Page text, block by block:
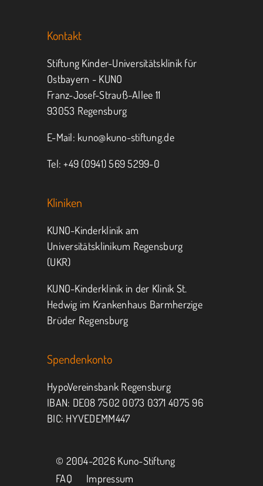
Jeder kann helfen.
MITMACHEN SPENDEN
Kontakt
Stiftung Kinder-Universitätsklinik für
Ostbayern - KUNO
Franz-Josef-Strauß-Allee 11
93053 Regensburg
E-Mail: kuno@kuno-stiftung.de
Tel: +49 (0941) 569 5299-0
Kliniken
KUNO-Kinderklinik am
Universitätsklinikum Regensburg
(UKR)
KUNO-Kinderklinik in der Klinik St.
Hedwig im Krankenhaus Barmherzige
Brüder Regensburg
Spendenkonto
HypoVereinsbank Regensburg
IBAN: DE08 7502 0073 0371 4075 96
BIC: HYVEDEMM447
© 2004-2026 Kuno-Stiftung
FAQ
Impressum